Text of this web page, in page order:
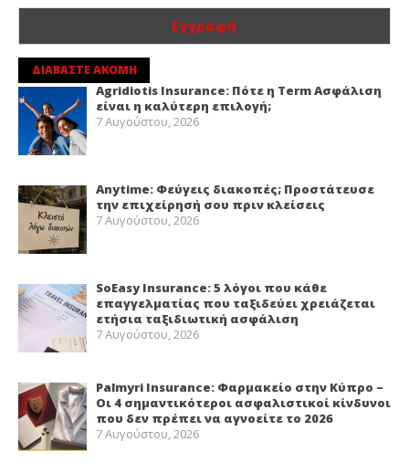
ΔΙΑΒΑΣΤΕ ΑΚΟΜΗ
Agridiotis Insurance: Πότε η Term Ασφάλιση
είναι η καλύτερη επιλογή;
7 Αυγούστου, 2026
Anytime: Φεύγεις διακοπές; Προστάτευσε
την επιχείρησή σου πριν κλείσεις
7 Αυγούστου, 2026
SoEasy Insurance: 5 λόγοι που κάθε
επαγγελματίας που ταξιδεύει χρειάζεται
ετήσια ταξιδιωτική ασφάλιση
7 Αυγούστου, 2026
Palmyri Insurance: Φαρμακείο στην Κύπρο –
Οι 4 σημαντικότεροι ασφαλιστικοί κίνδυνοι
που δεν πρέπει να αγνοείτε το 2026
7 Αυγούστου, 2026